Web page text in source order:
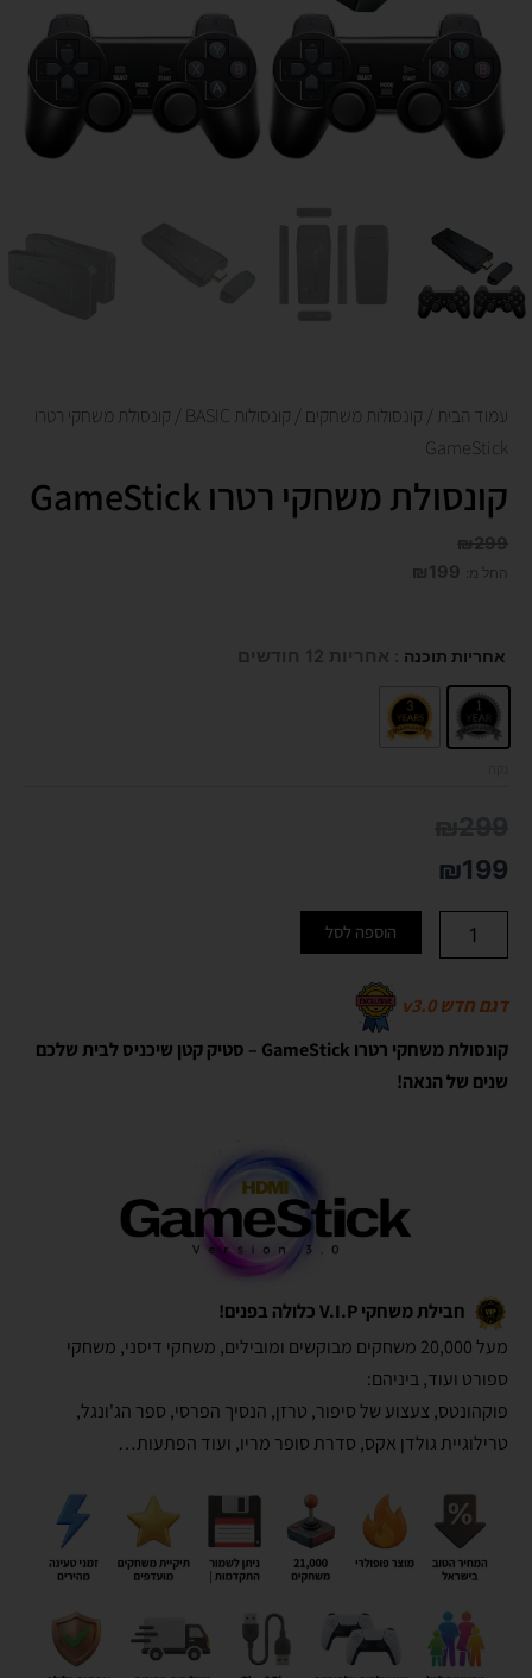
עמוד הבית / קונסולות משחקים / קונסולות BASIC
/ קונסולת משחקי רטרו
GameStick
קונסולת משחקי רטרו GameStick
₪299
החל מ: ₪199
אחריות תוכנה : אחריות 12 חודשים
₪199
כמות
קונסולת
משחקי
רטרו
הוספה לסל
דגם חדש v3.0
קונסולת משחקי רטרו GameStick – סטיק קטן שיכניס לבית שלכם
שנים של הנאה!
חבילת משחקי V.I.P כלולה בפנים!
מעל 20,000 משחקים מבוקשים ומובילים, משחקי דיסני, משחקי
ספורט ועוד, ביניהם:
פוקהונטס, צעצוע של סיפור, טרזן, הנסיך הפרסי, ספר הג'ונגל,
טרילוגיית גולדן אקס, סדרת סופר מריו, ועוד הפתעות…